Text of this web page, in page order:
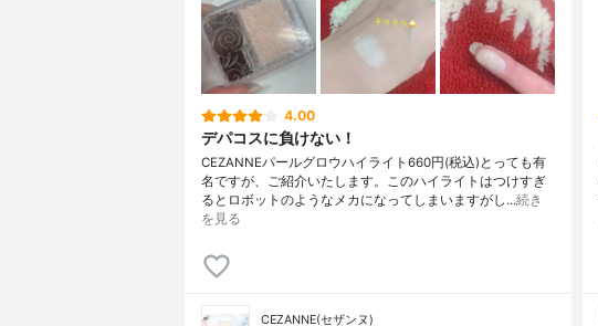
4.00
デパコスに負けない！
CEZANNEパールグロウハイライト660円(税込)とっても有
名ですが、ご紹介いたします。このハイライトはつけすぎ
るとロボットのようなメカになってしまいますがし…続き
を見る
CEZANNE(セザンヌ)